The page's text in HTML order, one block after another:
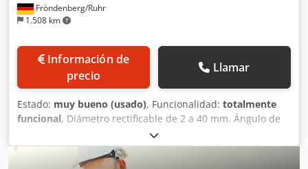
Fröndenberg/Ruhr
1.508 km
Información de
precio
Llamar
Estado: muy bueno (usado), Funcionalidad: totalmente
funcional, Diámetro rectificable de 2 a 40 mm. Ángulo de
punta mínimo y máximo: 40–180°. Para herramientas de
corte a derecha e izquierda, de 1 a 12 filos. Para el afilado
de brocas helicoidales, brocas escalonadas y machos de